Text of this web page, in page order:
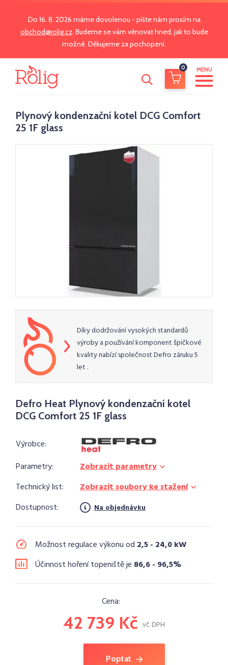
Do 16. 8. 2026 máme dovolenou - pište nám prosím na
obchod@rolig.cz. Budeme se vám věnovat hned, jak to bude
možné. Děkujeme za pochopení.
0 MENU
Plynový kondenzační kotel DCG Comfort
25 1F glass
Díky dodržování vysokých standardů
výroby a používání komponent špičkové
kvality nabízí společnost Defro záruku 5
let .
Defro Heat Plynový kondenzační kotel
DCG Comfort 25 1F glass
Výrobce:
Parametry:
Zobrazit parametry
Technický list:
Zobrazit soubory ke stažení
Dostupnost:
Na objednávku
Možnost regulace výkonu od 2,5 - 24,0 kW
Účinnost hoření topeniště je 86,6 - 96,5%
Cena:
42 739 Kč vč. DPH
Poptat